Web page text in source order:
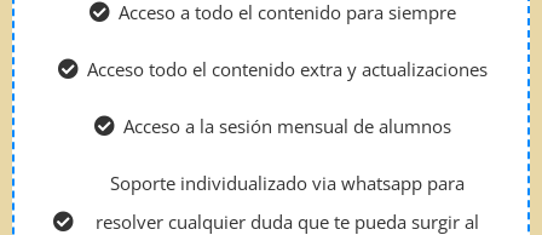
Acceso a todo el contenido para siempre
Acceso todo el contenido extra y actualizaciones
Acceso a la sesión mensual de alumnos
Soporte individualizado via whatsapp para
resolver cualquier duda que te pueda surgir al